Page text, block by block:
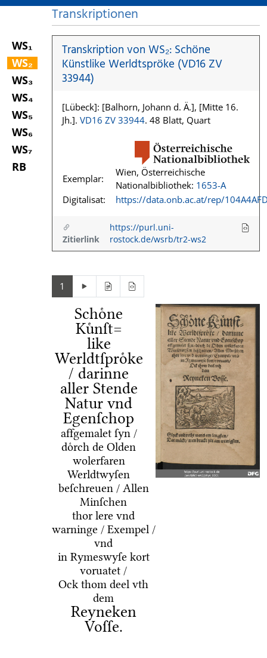
WS₁
WS₂
WS₃
WS₄
WS₅
WS₆
WS₇
RB
Transkriptionen
Transkription von WS₂: Schöne
Künstlike Werldtspröke (VD16 ZV
33944)
[Lübeck]: [Balhorn, Johann d. Ä.], [Mitte 16.
Jh.]. VD16 ZV 33944. 48 Blatt, Quart
Exemplar:
Wien, Österreichische
Nationalbibliothek: 1653-A
Digitalisat:
https://data.onb.ac.at/rep/
Zitierlink
https://purl.uni-
rostock.de/wsrb/tr2-ws2
1
Schoͤne
Kuͤnſt=
like
Werldtſproͤke
/ darinne
aller Stende
Natur vnd
Egenſchop
affgemalet ſyn /
doͤrch de Olden
wolerfaren
Werldtwyſen
beſchreuen / Allen
Minſchen
thor lere vnd
warninge / Exempel /
vnd
in Rymeswyſe kort
voruatet /
Ock thom deel vth
dem
Reyneken
Voſſe.